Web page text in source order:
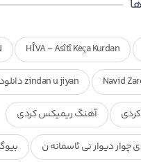
HÎVA - Asîtî Keça Kurdan
Navid zindan u jiyan دانلود اهنگ
آهنگ ریمیکس کردی
چوار دیوار نی ئاسمانه ن